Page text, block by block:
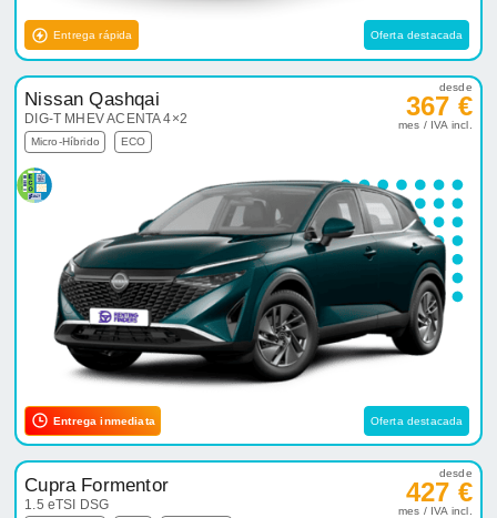
Entrega rápida Oferta destacada
Nissan Qashqai
DIG-T MHEV ACENTA 4×2
Micro-Híbrido ECO
desde
367 €
mes / IVA incl.
Entrega inmediata Oferta destacada
Cupra Formentor
1.5 eTSI DSG
desde
427 €
mes / IVA incl.